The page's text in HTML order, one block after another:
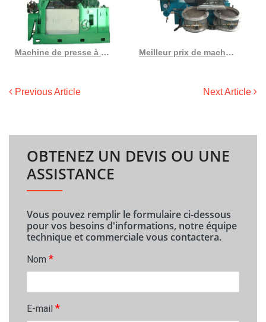
Machine de presse à huile chaude de graines de thé à prix bon marché au Burkina Faso Meilleur prix de machine de traitement de raffinage de pétrole de qualité au Costa Rica
Previous Article Next Article
OBTENEZ UN DEVIS OU UNE
ASSISTANCE
Vous pouvez remplir le formulaire ci-dessous
pour vos besoins d'informations, notre équipe
technique et commerciale vous contactera.
Nom *
E-mail *